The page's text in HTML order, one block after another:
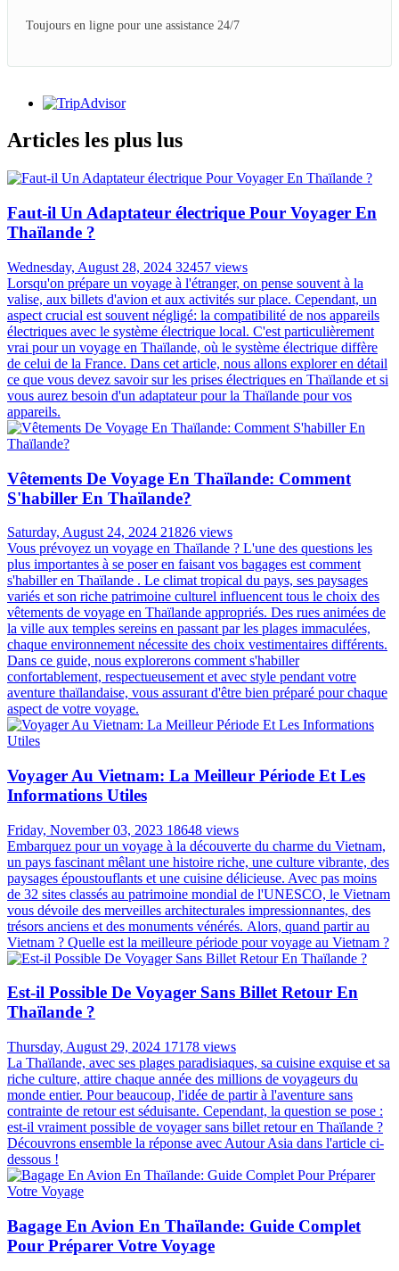
Toujours en ligne pour une assistance 24/7
Articles les plus lus
Faut-il Un Adaptateur électrique Pour Voyager En
Thaïlande ?
Wednesday, August 28, 2024 32457 views
Lorsqu'on prépare un voyage à l'étranger, on pense souvent à la
valise, aux billets d'avion et aux activités sur place. Cependant, un
aspect crucial est souvent négligé: la compatibilité de nos appareils
électriques avec le système électrique local. C'est particulièrement
vrai pour un voyage en Thaïlande, où le système électrique diffère
de celui de la France. Dans cet article, nous allons explorer en détail
ce que vous devez savoir sur les prises électriques en Thaïlande et si
vous aurez besoin d'un adaptateur pour la Thaïlande pour vos
appareils.
Vêtements De Voyage En Thaïlande: Comment
S'habiller En Thaïlande?
Saturday, August 24, 2024 21826 views
Vous prévoyez un voyage en Thaïlande ? L'une des questions les
plus importantes à se poser en faisant vos bagages est comment
s'habiller en Thaïlande . Le climat tropical du pays, ses paysages
variés et son riche patrimoine culturel influencent tous le choix des
vêtements de voyage en Thaïlande appropriés. Des rues animées de
la ville aux temples sereins en passant par les plages immaculées,
chaque environnement nécessite des choix vestimentaires différents.
Dans ce guide, nous explorerons comment s'habiller
confortablement, respectueusement et avec style pendant votre
aventure thaïlandaise, vous assurant d'être bien préparé pour chaque
aspect de votre voyage.
Voyager Au Vietnam: La Meilleur Période Et Les
Informations Utiles
Friday, November 03, 2023 18648 views
Embarquez pour un voyage à la découverte du charme du Vietnam,
un pays fascinant mêlant une histoire riche, une culture vibrante, des
paysages époustouflants et une cuisine délicieuse. Avec pas moins
de 32 sites classés au patrimoine mondial de l'UNESCO, le Vietnam
vous dévoile des merveilles architecturales impressionnantes, des
trésors anciens et des monuments vénérés. Alors, quand partir au
Vietnam ? Quelle est la meilleure période pour voyage au Vietnam ?
Est-il Possible De Voyager Sans Billet Retour En
Thaïlande ?
Thursday, August 29, 2024 17178 views
La Thaïlande, avec ses plages paradisiaques, sa cuisine exquise et sa
riche culture, attire chaque année des millions de voyageurs du
monde entier. Pour beaucoup, l'idée de partir à l'aventure sans
contrainte de retour est séduisante. Cependant, la question se pose :
est-il vraiment possible de voyager sans billet retour en Thaïlande ?
Découvrons ensemble la réponse avec Autour Asia dans l'article ci-
dessous !
Bagage En Avion En Thaïlande: Guide Complet
Pour Préparer Votre Voyage